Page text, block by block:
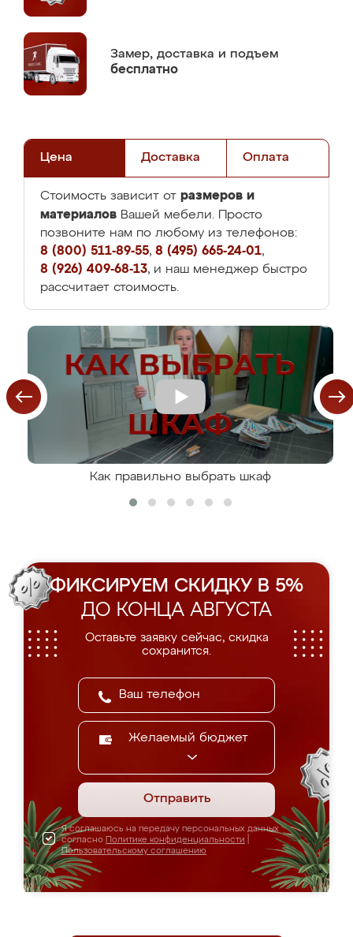
Замер, доставка и подъем
бесплатно
Цена Доставка Оплата
Стоимость зависит от размеров и
материалов Вашей мебели. Просто
позвоните нам по любому из телефонов:
8 (800) 511-89-55, 8 (495) 665-24-01,
8 (926) 409-68-13, и наш менеджер быстро
рассчитает стоимость.
Как правильно выбрать шкаф
ФИКСИРУЕМ СКИДКУ В 5%
ДО КОНЦА АВГУСТА
Оставьте заявку сейчас, скидка
сохранится.
Желаемый бюджет
Отправить
Я соглашаюсь на передачу персональных данных
согласно Политике конфиденциальности
Пользовательскому соглашению